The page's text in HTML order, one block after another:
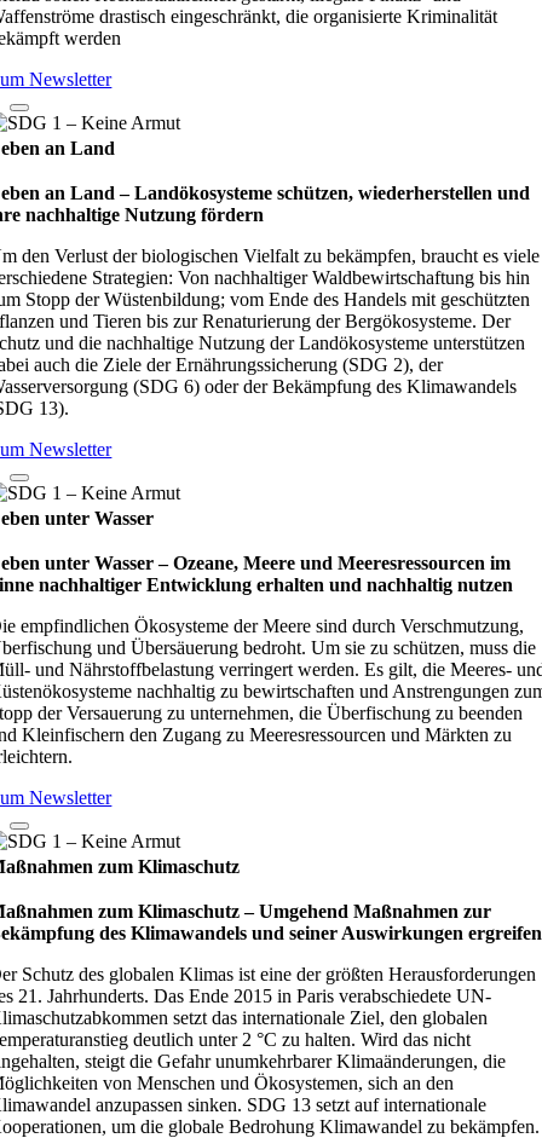
drastisch eingeschränkt, die organisierte Kriminalität
werden
Newsletter
an Land
an Land – Lan­d­öko­sys­teme schüt­zen, wie­der­her­stel­len und
nach­hal­tige Nut­zung för­dern
den Verlust der biologischen Vielfalt zu bekämpfen, braucht es viele
Strategien: Von nachhaltiger Waldbewirtschaftung bis hin
Stopp der Wüstenbildung; vom Ende des Handels mit geschützten
und Tieren bis zur Renaturierung der Bergökosysteme. Der
und die nachhaltige Nutzung der Landökosysteme unterstützen
auch die Ziele der Ernährungssicherung (SDG 2), der
(SDG 6) oder der Bekämpfung des Klimawandels
13).
Newsletter
unter Wasser
unter Wasser – Oze­ane, Meere und Mee­res­res­sour­cen im
nach­hal­ti­ger Ent­wick­lung erhal­ten und nach­hal­tig nut­zen
empfindlichen Ökosysteme der Meere sind durch Verschmutzung,
und Übersäuerung bedroht. Um sie zu schützen, muss die
und Nährstoffbelastung verringert werden. Es gilt, die Meeres-
nachhaltig zu bewirtschaften und Anstrengungen
der Versauerung zu unternehmen, die Überfischung zu beenden
Kleinfischern den Zugang zu Meeresressourcen und Märkten zu
Newsletter
zum Klimaschutz
zum Klimaschutz – Umge­hend Maß­nah­men zur
des Kli­ma­wan­dels und sei­ner Aus­wir­kun­gen ergrei­fen
Schutz des globalen Klimas ist eine der größten Herausforderungen
21. Jahrhunderts. Das Ende 2015 in Paris verabschiedete UN-
setzt das internationale Ziel, den globalen
deutlich unter 2 °C zu halten. Wird das nicht
steigt die Gefahr unumkehrbarer Klimaänderungen, die
von Menschen und Ökosystemen, sich an den
anzupassen sinken. SDG 13 setzt auf internationale
um die globale Bedrohung Klimawandel zu bekämpfen.